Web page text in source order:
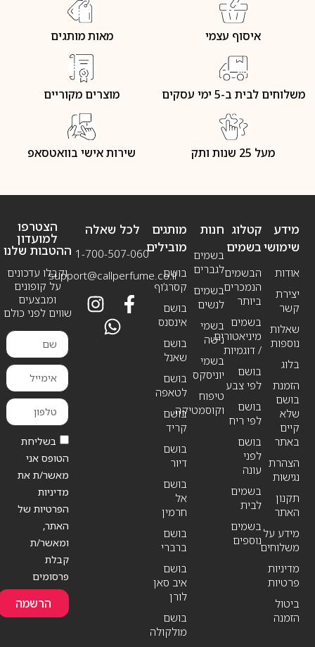
איסוף עצמי מאות מותגים
משלוחים לבית ב-5 ימי עסקים מוצרים מקוריים
מעל 25 שנות ותק שירות אישי בוואטסאפ
מידע
שימושי
אודות
יצירת
קשר
שאלות
נוספות
בלוג
הזמנת
בושם
שלא
קיים
באתר
הצהרת
נגישות
תקנון
האתר
מידע על
משלוחים
מדיניות
פרטיות
ביטול
הזמנה
חנות
בשמים
לגברים
בשמים
לנשים
בשמי
נישה
בשמי
יוניסקס
טיפוח
וקוסמטיקה
קטלוג
בשמים
הבשמים
הנמכרים
ביותר
בשמים
מיניאטורים
/ דוגמיות
בושם
לפי צבע
בושם
לפי ריח
בושם
לפני
עונה
בשמים
לבית
בשמים
נוספים
מותגים
מובילים
בושם
קסרג’וף
בושם
אינסנס
בושם
שאנל
בושם
לטאפה
בושם
קריד
בושם
דיור
בושם
אל
חרמין
בושם
ברברי
בושם
איב סאן
לורן
בושם
מולקולה
לכל שאלה
1-700-507-060
support@callperfume.co.il
הצטרפו
למועדון
ההטבות שלנו
וקבלו עדכונים
על קופונים
ומבצעים
שווים לפני כולם
בשליחת
הטופס אני
מאשר/ת את
מדיניות
הפרטיות של
האתר,
ומאשר/ת
קבלת
פרסומים
הרשמה